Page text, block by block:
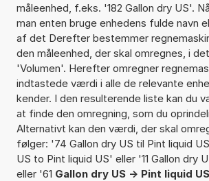
måleenhed, f.eks. '182 Gallon dry US'.
man enten bruge enhedens fulde navn
af det Derefter bestemmer
den måleenhed, der skal omregnes, i
'Volumen'. Herefter omregner
indtastede værdi i alle de relevante
kender. I den resulterende liste kan du
at finde den omregning, som du
Alternativt kan den værdi, der skal
følger: '74 Gallon dry US til Pint liquid
US to Pint liquid US' eller '11 Gallon dry
eller '61 Gallon dry US -> Pint liquid US